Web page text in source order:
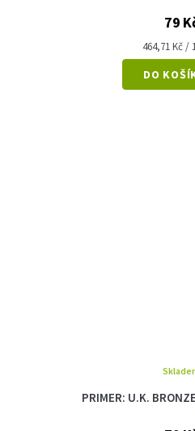
79
Měrná
cena:
464,71 Kč /
DO
PRIMER: U.K.